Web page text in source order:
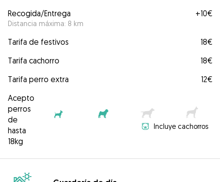
Recogida/Entrega
Distancia máxima: 8 km
+10€
Tarifa de festivos
18€
Tarifa cachorro
18€
Tarifa perro extra
12€
Acepto
perros
de
hasta
18kg
Incluye cachorros